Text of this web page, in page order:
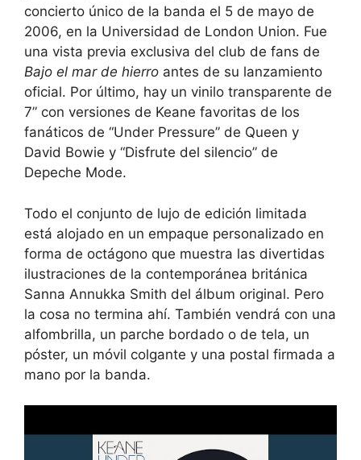
concierto único de la banda el 5 de mayo de
2006, en la Universidad de London Union. Fue
una vista previa exclusiva del club de fans de
Bajo el mar de hierro antes de su lanzamiento
oficial. Por último, hay un vinilo transparente de
7” con versiones de Keane favoritas de los
fanáticos de “Under Pressure” de Queen y
David Bowie y “Disfrute del silencio” de
Depeche Mode.
Todo el conjunto de lujo de edición limitada
está alojado en un empaque personalizado en
forma de octágono que muestra las divertidas
ilustraciones de la contemporánea británica
Sanna Annukka Smith del álbum original. Pero
la cosa no termina ahí. También vendrá con una
alfombrilla, un parche bordado o de tela, un
póster, un móvil colgante y una postal firmada a
mano por la banda.